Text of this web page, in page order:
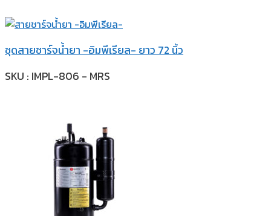
ชุดสายชาร์จน้ำยา -อิมพีเรียล- ยาว 72 นิ้ว
SKU : IMPL-806 - MRS